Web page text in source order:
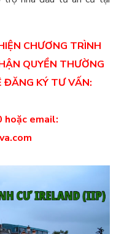
CHƯƠNG TRÌNH
QUYỀN THƯỜNG
ĐĂNG KÝ TƯ VẤN:
hoặc email: